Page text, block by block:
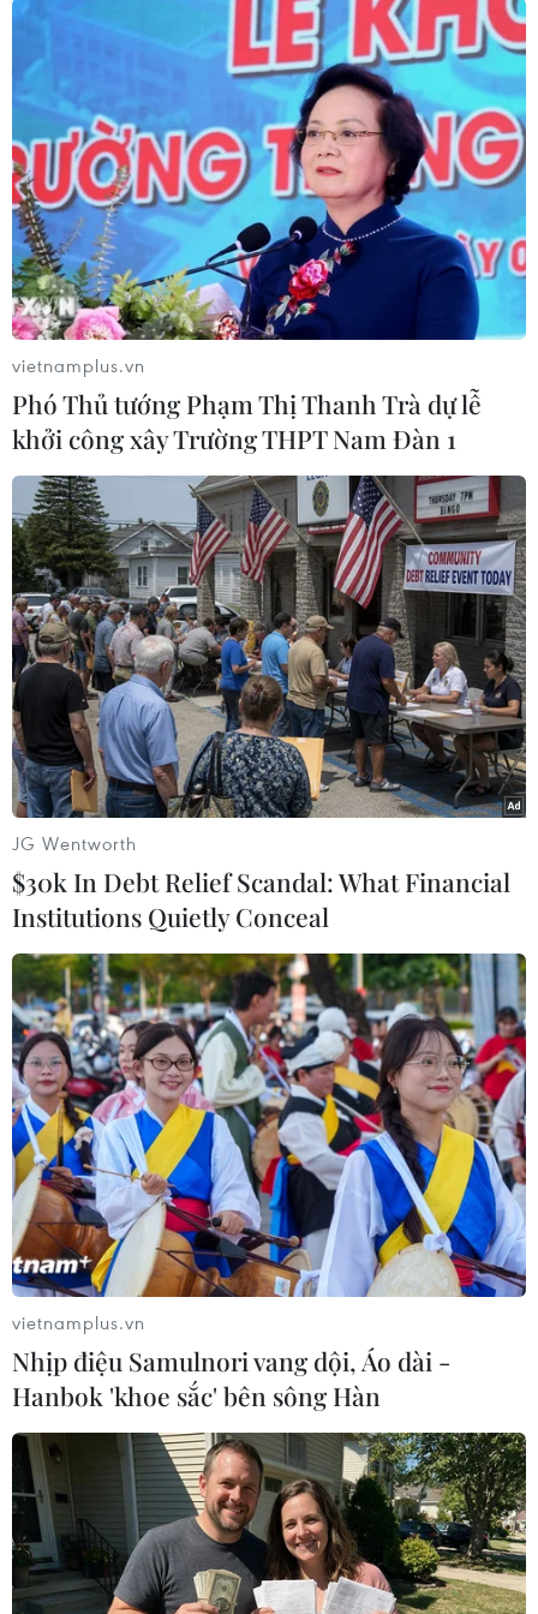
Ấn Độ, Israel lọt vào tốp 8 cường
quốc thế giới trong năm 2017
27/01/2017 04:32
VFA dự báo xuất khẩu gạo năm 2017
sẽ đạt trên 5 triệu tấn
23/01/2017 10:47
Ứng viên Tổng thống Pháp dự báo về
một "châu Âu thức tỉnh"
21/01/2017 14:03
Trung Quốc: Quan hệ với Đài Loan
đáng lo ngại hơn trong năm 2017
21/01/2017 09:24
Xuất khẩu lao động năm 2017 chú
trọng chất lượng thay vì số lượng
Hai "tia sáng le lói" đối với nền kinh
tế thế giới trong năm 2017
19/01/2017 13:56
Fed lạc quan về triển vọng tăng
trưởng của kinh tế Mỹ trong 2017
19/01/2017 05:57
Liên hợp quốc bi quan về triển vọng
của nền kinh tế thế giới
18/01/2017 01:33
Công tác đối ngoại đóng góp tích cực
vào bảo vệ chủ quyền ở Biển Đông
17/01/2017 14:42
IMF dự báo kinh tế Mỹ khả quan
vietnamplus.vn
Phó Thủ tướng Phạm Thị Thanh Trà dự lễ
khởi công xây Trường THPT Nam Đàn 1
JG Wentworth
$30k In Debt Relief Scandal: What Financial
Institutions Quietly Conceal
vietnamplus.vn
Nhịp điệu Samulnori vang dội, Áo dài -
Hanbok 'khoe sắc' bên sông Hàn